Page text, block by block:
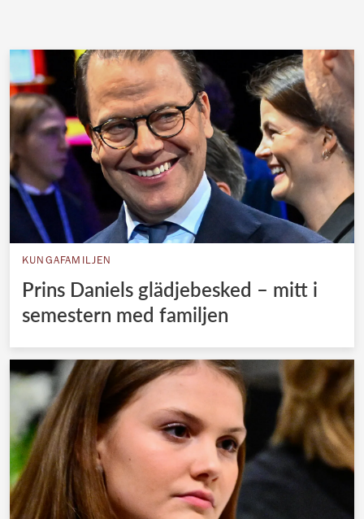
KUNGAFAMILJEN
Prins Daniels glädjebesked – mitt i
semestern med familjen